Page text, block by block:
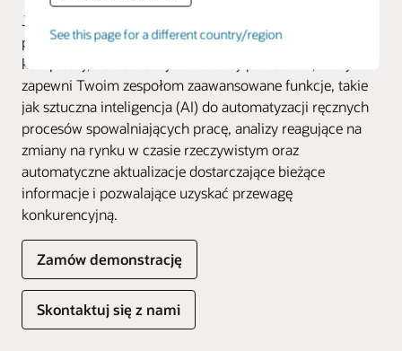
See this page for a different country/region
Jutrzejsi liderzy to osoby, które dziś potrafią
przystosować się do zmian. Oracle Fusion Cloud ERP to
kompletny, nowoczesny chmurowy pakiet ERP, który
zapewni Twoim zespołom zaawansowane funkcje, takie
jak sztuczna inteligencja (AI) do automatyzacji ręcznych
procesów spowalniających pracę, analizy reagujące na
zmiany na rynku w czasie rzeczywistym oraz
automatyczne aktualizacje dostarczające bieżące
informacje i pozwalające uzyskać przewagę
konkurencyjną.
Zamów demonstrację
Skontaktuj się z nami